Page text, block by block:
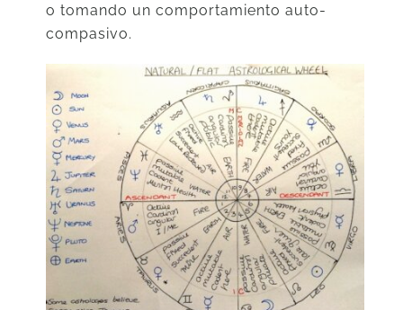
o tomando un comportamiento auto-
compasivo.